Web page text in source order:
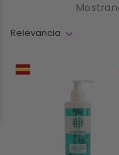
Relevancia